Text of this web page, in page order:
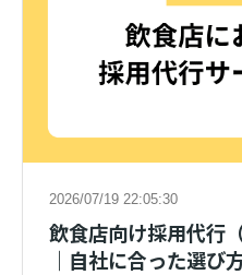
2026/07/19 22:05:30
飲食店向け採用代行
｜自社に合った選び